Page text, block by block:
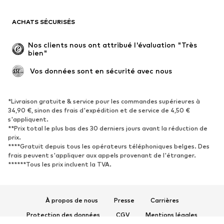
Occasions spéciales
Exclusif
Remise à neuf
CHAUSSURES
Nouveautés
Tendance
Baskets
Bottines
Escarpins et talons hauts
Bottes
Sandales
Chaussures basses
Chaussures de sport
Ballerines
ACHATS SÉCURISÉS
Nos clients nous ont attribué l'évaluation "Très
bien"
Vos données sont en sécurité avec nous
*Livraison gratuite & service pour les commandes supérieures à
34,90 €, sinon des frais d'expédition et de service de 4,50 €
s'appliquent.
**Prix total le plus bas des 30 derniers jours avant la réduction de
prix.
****Gratuit depuis tous les opérateurs téléphoniques belges. Des
frais peuvent s'appliquer aux appels provenant de l'étranger.
******Tous les prix incluent la TVA.
À propos de nous Presse
Carrières
Protection des données
CGV Mentions légales